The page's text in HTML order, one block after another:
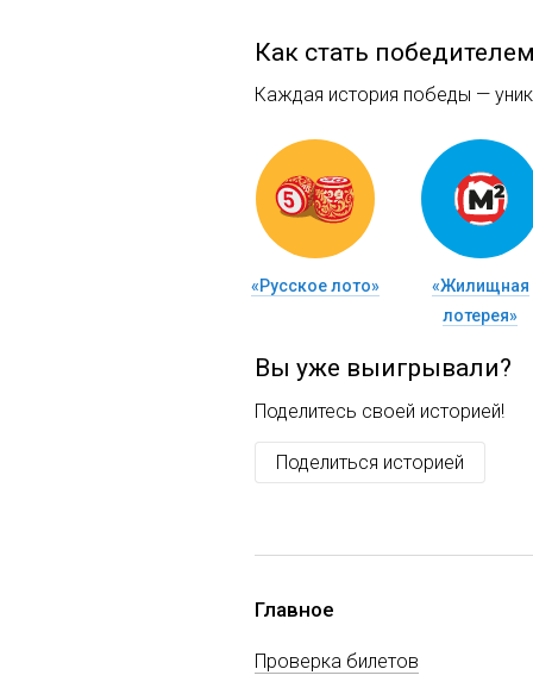
Как стать
Каждая история победы —
«Русское лото»
«Жилищная
лотерея»
Вы уже выигрывали?
Поделитесь своей историей!
Поделиться историей
Главное
Проверка билетов